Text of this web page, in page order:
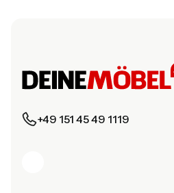
+49 151 45 49 1119